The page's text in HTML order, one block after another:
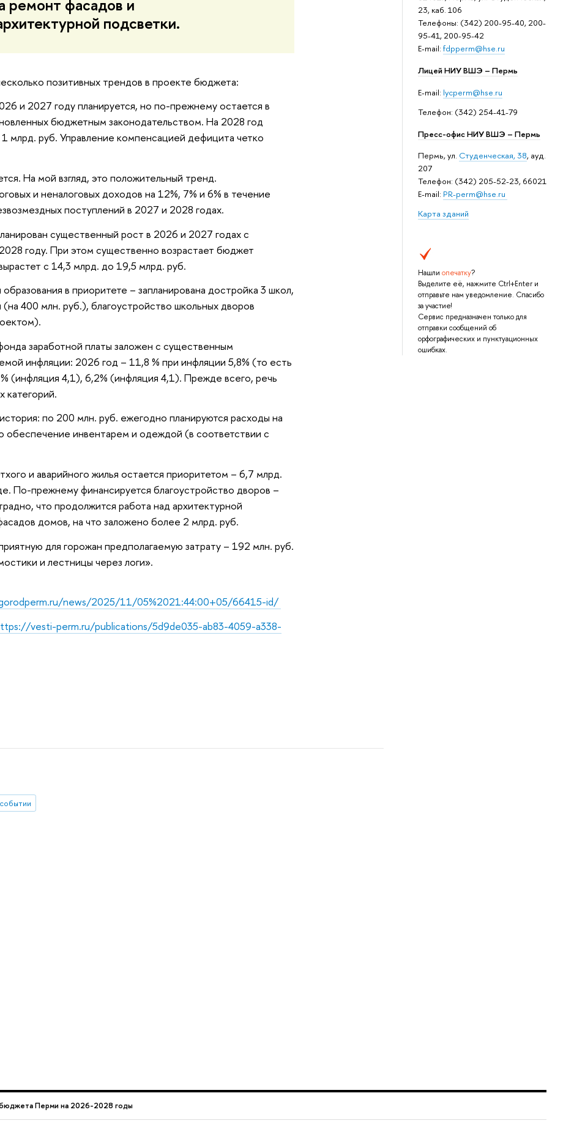
23, каб. 106
Телефоны: (342) 200-95-40, 200-
95-41, 200-95-42
E-mail: fdpperm@hse.ru
Лицей НИУ ВШЭ – Пермь
E-mail: lycperm@hse.ru
Телефон: (342) 254-41-79
Пресс-офис НИУ ВШЭ – Пермь
Пермь, ул. Студенческая, 38, ауд.
207
Телефон: (342) 205-52-23, 66021
E-mail: PR-perm@hse.ru
Карта зданий
Нашли опечатку?
Выделите её, нажмите Ctrl+Enter и
отправьте нам уведомление. Спасибо
за участие!
Сервис предназначен только для
отправки сообщений об
орфографических и пунктуационных
ошибках.
ремонт фасадов и
подсветки.
позитивных трендов в проекте бюджета:
и 2027 году планируется, но по-прежнему остается в
бюджетным законодательством. На 2028 год
млрд. руб. Управление компенсацией дефицита четко
На мой взгляд, это положительный тренд.
и неналоговых доходов на 12%, 7% и 6% в течение
поступлений в 2027 и 2028 годах.
существенный рост в 2026 и 2027 годах с
году. При этом существенно возрастает бюджет
с 14,3 млрд. до 19,5 млрд. руб.
в приоритете – запланирована достройка 3 школ,
400 млн. руб.), благоустройство школьных дворов
заработной платы заложен с существенным
инфляции: 2026 год – 11,8 % при инфляции 5,8% (то есть
(инфляция 4,1), 6,2% (инфляция 4,1). Прежде всего, речь
категорий.
по 200 млн. руб. ежегодно планируются расходы на
обеспечение инвентарем и одеждой (в соответствии с
и аварийного жилья остается приоритетом – 6,7 млрд.
По-прежнему финансируется благоустройство дворов –
что продолжится работа над архитектурной
домов, на что заложено более 2 млрд. руб.
для горожан предполагаемую затрату – 192 млн. руб.
и лестницы через логи».
news/2025/11/05%2021:44:00+05/66415-id/
vesti-perm.ru/publications/5d9de035-ab83-4059-a338-
бюджета Перми на 2026-2028 годы